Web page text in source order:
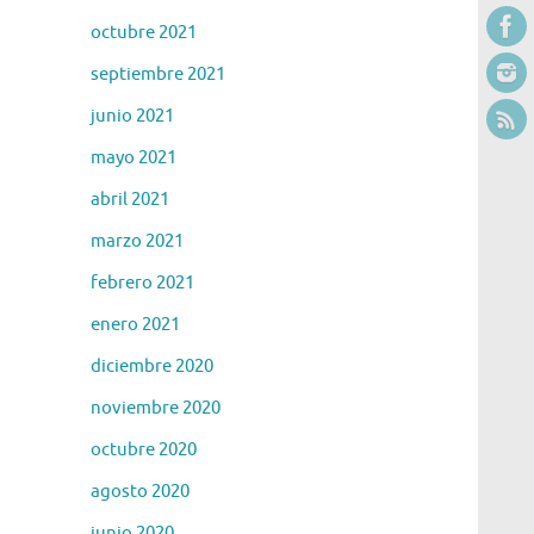
octubre 2021
septiembre 2021
junio 2021
mayo 2021
abril 2021
marzo 2021
febrero 2021
enero 2021
diciembre 2020
noviembre 2020
octubre 2020
agosto 2020